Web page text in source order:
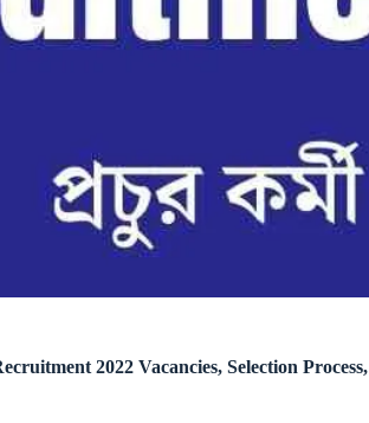
Recruitment 2022 Vacancies, Selection Process,